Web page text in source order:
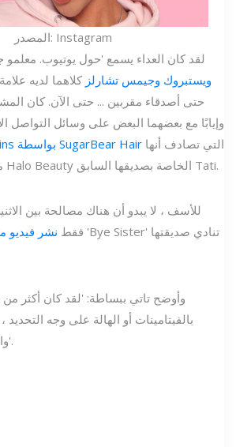
المصدر: Instagram
لقد كان العداء يسمع 'حول يوتيوب.
ويستبروك وجيمس تشارلز كلاهما لديه
حتى أصدقاء مقربين ... حتى الآن. كان
وإيابًا مع بعضهما البعض على وسائل التواصل
بترويج Sleep Vitamins بواسطة SugarBear Hair
منافس مباشر لعلامة Halo Beauty الخاصة بصديقها السابق Tati.
فقط نشر فيديو مدته 40
وأوضح تاتي ببساطة: 'لقد كان أكثر
بالفيتامينات أو الهالة على وجه
والشعور بعدم الاحترام'.